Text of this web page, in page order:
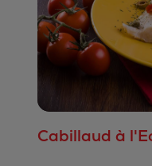
Cabillaud à